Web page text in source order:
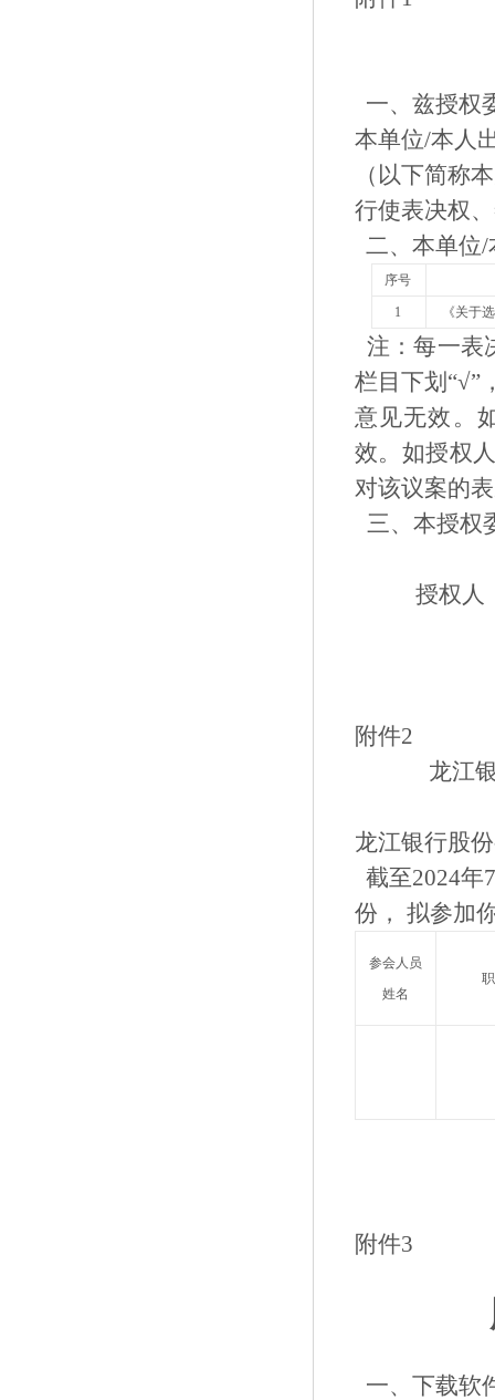
一、兹
本单位/本人
（以下简称
行使表决
二、本单位
序号
1 《关于
注：每一表
栏目下划“√”
意见无效。
效。如授权
对该议案的
三、本授权
授权人
附件2
龙江
龙江银行股
截至2024年
份， 拟参加
参会人员
姓名
附件3
一、下载软